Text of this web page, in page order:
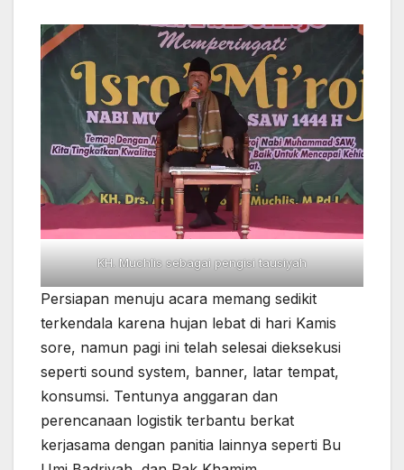
KH. Muchlis sebagai pengisi tausiyah
Persiapan menuju acara memang sedikit
terkendala karena hujan lebat di hari Kamis
sore, namun pagi ini telah selesai dieksekusi
seperti sound system, banner, latar tempat,
konsumsi. Tentunya anggaran dan
perencanaan logistik terbantu berkat
kerjasama dengan panitia lainnya seperti Bu